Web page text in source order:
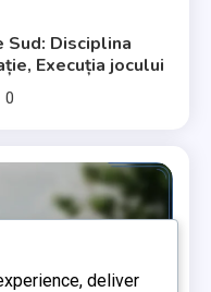
Sud: Disciplina
Execuția jocului
0
deliver